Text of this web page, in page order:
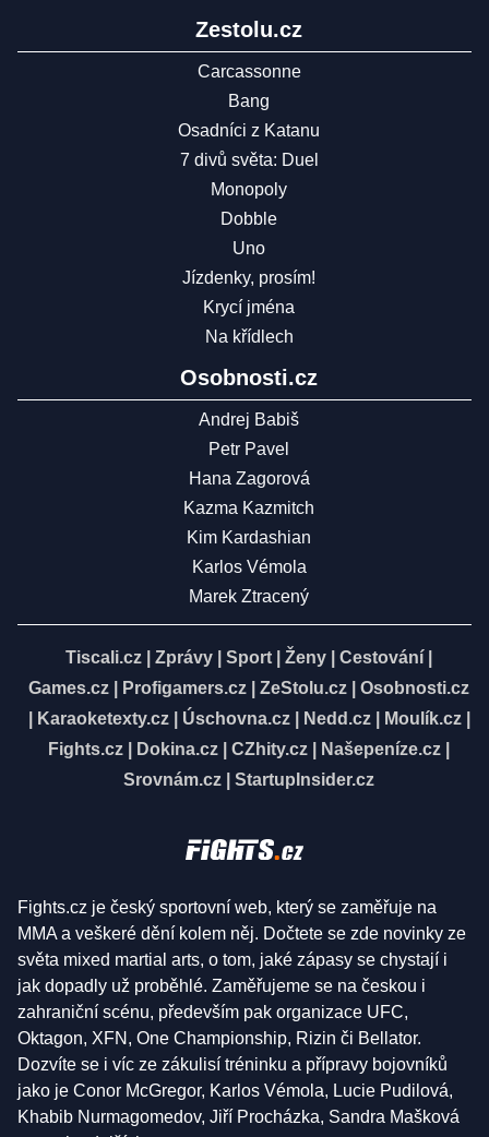
Zestolu.cz
Carcassonne
Bang
Osadníci z Katanu
7 divů světa: Duel
Monopoly
Dobble
Uno
Jízdenky, prosím!
Krycí jména
Na křídlech
Osobnosti.cz
Andrej Babiš
Petr Pavel
Hana Zagorová
Kazma Kazmitch
Kim Kardashian
Karlos Vémola
Marek Ztracený
Tiscali.cz Zprávy Sport Ženy Cestování
Games.cz
Profigamers.cz ZeStolu.cz
Osobnosti.cz
Karaoketexty.cz| Úschovna.cz| Nedd.cz| Moulík.cz|
Fights.cz
Dokina.cz CZhity.cz Našepeníze.cz
Srovnám.cz
StartupInsider.cz
Fights.cz je český sportovní web, který se zaměřuje na
MMA a veškeré dění kolem něj. Dočtete se zde novinky ze
světa mixed martial arts, o tom, jaké zápasy se chystají i
jak dopadly už proběhlé. Zaměřujeme se na českou i
zahraniční scénu, především pak organizace UFC,
Oktagon, XFN, One Championship, Rizin či Bellator.
Dozvíte se i víc ze zákulisí tréninku a přípravy bojovníků
jako je Conor McGregor, Karlos Vémola, Lucie Pudilová,
Khabib Nurmagomedov, Jiří Procházka, Sandra Mašková